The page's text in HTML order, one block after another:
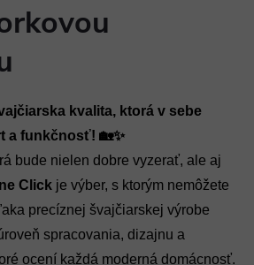
kvalita, ktorá v sebe
a funkčnosť! 🏡✨
bude nielen dobre vyzerať, ale aj
Click je výber, s ktorým nemôžete
precíznej švajčiarskej výrobe
spracovania, dizajnu a
ocení každá moderná domácnosť.